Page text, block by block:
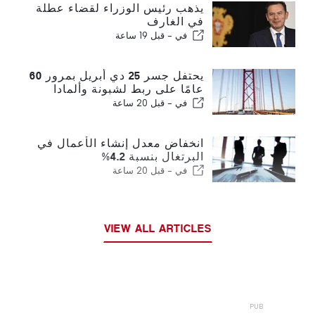
يذهب رئيس الوزراء لقضاء عطلة
في الغارف
في - قبل 19 ساعة
يحتفل جسر 25 دي أبريل بمرور 60
عامًا على ربط لشبونة وألمادا
في - قبل 20 ساعة
انخفاض معدل إنشاء الأعمال في
البرتغال بنسبة 4.2%
في - قبل 20 ساعة
VIEW ALL ARTICLES